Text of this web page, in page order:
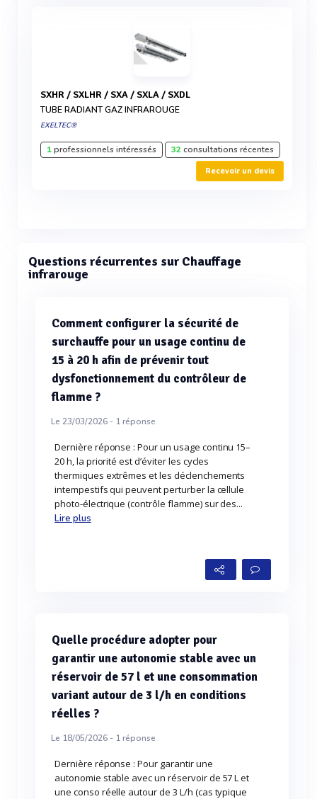
SXHR / SXLHR / SXA / SXLA / SXDL
TUBE RADIANT GAZ INFRAROUGE
EXELTEC®
1professionnels intéressés 32consultations récentes
Recevoir un devis
Questions récurrentes sur Chauffage
infrarouge
Comment configurer la sécurité de
surchauffe pour un usage continu de
15 à 20 h afin de prévenir tout
dysfonctionnement du contrôleur de
flamme ?
Le 23/03/2026 - 1réponse
Dernière réponse : Pour un usage continu 15–
20 h, la priorité est d’éviter les cycles
thermiques extrêmes et les déclenchements
intempestifs qui peuvent perturber la cellule
photo-électrique (contrôle flamme) sur des...
Lire plus
Quelle procédure adopter pour
garantir une autonomie stable avec un
réservoir de 57 l et une consommation
variant autour de 3 l/h en conditions
réelles ?
Le 18/05/2026 - 1réponse
Dernière réponse : Pour garantir une
autonomie stable avec un réservoir de 57 L et
une conso réelle autour de 3 L/h (cas typique